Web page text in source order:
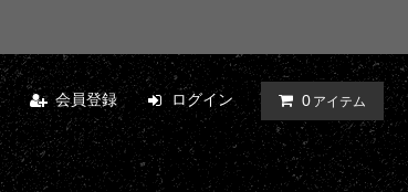
会員登録 ログイン 0 アイテム